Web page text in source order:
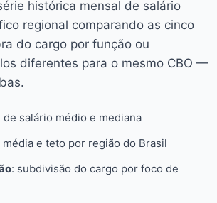
histórica mensal de salário
regional comparando as cinco
do cargo por função ou
diferentes para o mesmo CBO —
de salário médio e mediana
média e teto por região do Brasil
: subdivisão do cargo por foco de